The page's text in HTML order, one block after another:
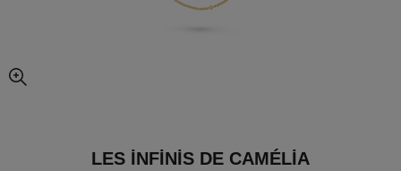
resmin büyütülmüş görünümü
LES INFINIS DE CAMÉLIA